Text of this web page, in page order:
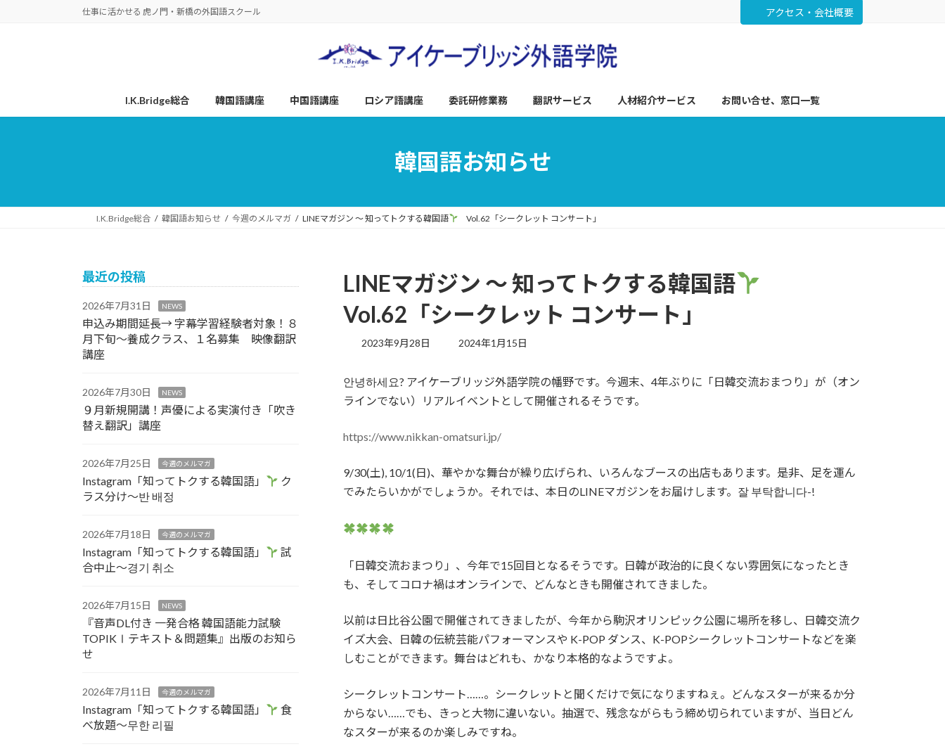
仕事に活かせる 虎ノ門・新橋の外国語スクール アクセス・会社概要
I.K.Bridge総合 韓国語講座 中国語講座 ロシア語講座 委託研修業務 翻訳サービス 人材紹介サービス お問い合せ、窓口一覧
韓国語お知らせ
I.K.Bridge総合 韓国語お知らせ 今週のメルマガ LINEマガジン ～ 知ってトクする韓国語 Vol.62「シークレット コンサート」
LINEマガジン ～ 知ってトクする韓国語
Vol.62「シークレット コンサート」
2023年9月28日
最
新
日
2024年1月15日
안녕하세요? アイケーブリッジ外語学院の幡野です。今週末、4年ぶりに「日韓交流おまつり」が（オン
ラインでない）リアルイベントとして開催されるそうです。
https://www.nikkan-omatsuri.jp/
9/30(土), 10/1(日)、華やかな舞台が繰り広げられ、いろんなブースの出店もあります。是非、足を運ん
でみたらいかがでしょうか。それでは、本日のLINEマガジンをお届けします。잘 부탁합니다-!
「日韓交流おまつり」、今年で15回目となるそうです。日韓が政治的に良くない雰囲気になったとき
も、そしてコロナ禍はオンラインで、どんなときも開催されてきました。
以前は日比谷公園で開催されてきましたが、今年から駒沢オリンピック公園に場所を移し、日韓交流ク
イズ大会、日韓の伝統芸能パフォーマンスや K-POP ダンス、K-POPシークレットコンサートなどを楽
しむことができます。舞台はどれも、かなり本格的なようですよ。
シークレットコンサート……。シークレットと聞くだけで気になりますねぇ。どんなスターが来るか分
からない……でも、きっと大物に違いない。抽選で、残念ながらもう締め切られていますが、当日どん
なスターが来るのか楽しみですね。
最近の投稿
2026年7月31日 NEWS
申込み期間延長→ 字幕学習経験者対象！８
月下旬～養成クラス、１名募集 映像翻訳
講座
2026年7月30日 NEWS
９月新規開講！声優による実演付き「吹き
替え翻訳」講座
2026年7月25日 今週のメルマガ
Instagram「知ってトクする韓国語」
ク
ラス分け～반 배정
2026年7月18日 今週のメルマガ
Instagram「知ってトクする韓国語」
試
合中止～경기 취소
2026年7月15日 NEWS
『音声DL付き 一発合格 韓国語能力試験
TOPIKⅠテキスト＆問題集』出版のお知ら
せ
2026年7月11日 今週のメルマガ
Instagram「知ってトクする韓国語」
食
べ放題～무한 리필